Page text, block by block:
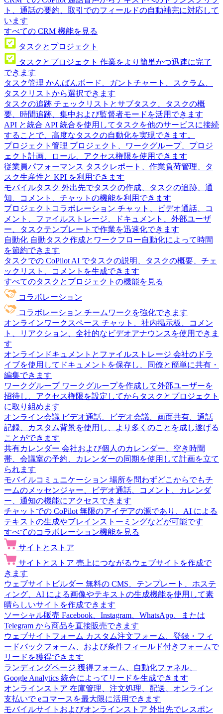
ト、通話の要約、取引でのフィールドの自動補完に対応して
います
すべての CRM 機能を見る
タスクとプロジェクト
タスクとプロジェクト 作業をより簡単かつ迅速に完了
できます
タスク管理 かんばんボード、ガントチャート、スクラム、
タスクリストから選択できます
タスクの追跡 チェックリストとサブタスク、タスクの概
要、時間追跡、集中および監督者モードを活用できます
API と統合 API 統合を使用してタスクを他のサービスに接続
することで、高度なタスクの自動化を実現できます。
プロジェクト管理 プロジェクト、ワークグループ、プロジ
ェクト計画、ロール、アクセス権限を使用できます
従業員パフォーマンス タスクレポート、作業負荷管理、タ
スク生産性と KPI を利用できます
モバイルタスク 外出先でタスクの作成、タスクの追跡、通
知、コメント、チャットの機能を利用できます
プロジェクトコラボレーション チャット、ビデオ通話、コ
メント、ファイルストレージ、ドキュメント、外部ユーザ
ー、タスクテンプレートで作業を迅速化できます
自動化 自動タスク作成とワークフロー自動化によって時間
を節約できます
タスクでの CoPilot AI でタスクの説明、タスクの概要、チェ
ックリスト、コメントを生成できます
すべてのタスクとプロジェクトの機能を見る
コラボレーション
コラボレーション チームワークを強化できます
オンラインワークスペース チャット、社内掲示板、コメン
ト、リアクション、全社的なビデオアナウンスを使用できま
す
オンラインドキュメントとファイルストレージ 会社のドラ
イブを使用してドキュメントを保存し、同僚と簡単に共有・
編集できます
ワークグループ ワークグループを作成して外部ユーザーを
招待し、アクセス権限を設定してからタスクとプロジェクト
に取り組めます
オンライン会議 ビデオ通話、ビデオ会議、画面共有、通話
記録、カスタム背景を使用し、より多くのことを成し遂げる
ことができます
共有カレンダー 会社および個人のカレンダー、空き時間
帯、会議室の予約、カレンダーの同期を使用して計画を立て
られます
モバイルコミュニケーション 場所を問わずどこからでもチ
ームのメッセンジャー、ビデオ通話、コメント、カレンダ
ー、通知の機能にアクセスできます
チャットでの CoPilot 無限のアイデアの源であり、AI による
テキストの生成やブレインストーミングなどが可能です
すべてのコラボレーション機能を見る
サイトとストア
サイトとストア 売上につながるウェブサイトを作成で
きます
ウェブサイトビルダー 無料の CMS、テンプレート、ホステ
ィング、AI による画像やテキストの生成機能を使用して素
晴らしいサイトを作成できます
ソーシャル販売 Facebook、Instagram、WhatsApp、または
Telegram から商品を直接販売できます
ウェブサイトフォーム カスタム注文フォーム、登録・フィ
ードバックフォーム、および条件フィールド付きフォームで
リードを獲得できます
ランディングページ 獲得フォーム、自動化ファネル、
Google Analytics 統合によってリードを生成できます
オンラインストア 在庫管理、注文処理、配送、オンライン
支払いで eコマースを最大限に活用できます
モバイルサイトおよびオンラインストア 外出先でレスポン